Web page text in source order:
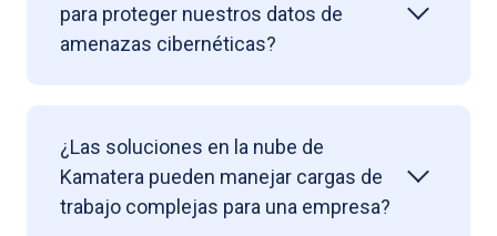
para proteger nuestros datos de
amenazas cibernéticas?
¿Las soluciones en la nube de
Kamatera pueden manejar cargas de
trabajo complejas para una empresa?